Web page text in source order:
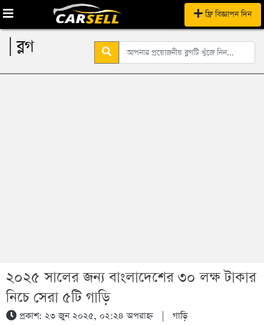
ফ্রি বিজ্ঞাপন দিন
| ব্লগ
২০২৫ সালের জন্য বাংলাদেশের ৩০ লক্ষ টাকার
নিচে সেরা ৫টি গাড়ি
প্রকাশ: ২৩ জুন ২০২৫, ০২:২৪ অপরাহ্ন| গাড়ি